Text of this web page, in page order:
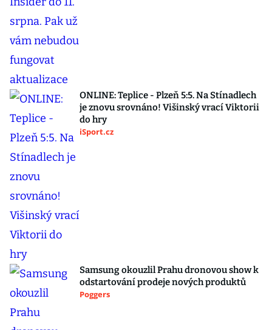
ONLINE: Teplice - Plzeň 5:5. Na Stínadlech
je znovu srovnáno! Višinský vrací Viktorii
do hry
iSport.cz
Samsung okouzlil Prahu dronovou show k
odstartování prodeje nových produktů
Poggers